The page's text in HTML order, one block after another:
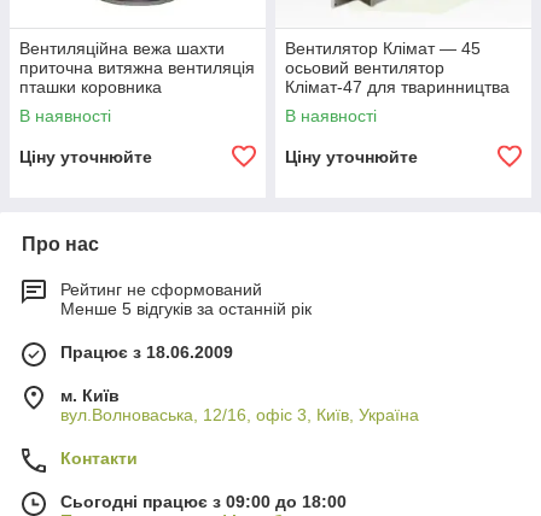
Вентиляційна вежа шахти
приточна витяжна вентиляція
пташки коровника
В наявності
Ціну уточнюйте
Вентилятор Клімат — 45
осьовий вентилятор
Клімат-47 для тваринництва
В наявності
Ціну уточнюйте
Про нас
Рейтинг не сформований
Менше 5 відгуків за останній рік
Працює з 18.06.2009
м. Київ
вул.Волноваська, 12/16, офіс 3, Київ, Україна
Контакти
Сьогодні працює з 09:00 до 18:00